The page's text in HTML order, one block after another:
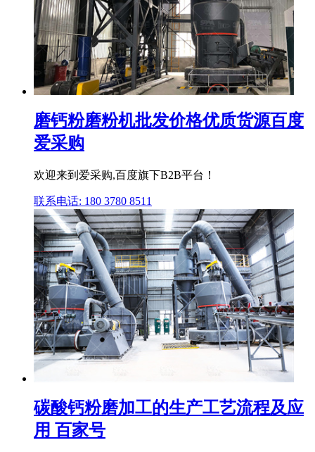
磨钙粉磨粉机批发价格优质货源百度
爱采购
欢迎来到爱采购,百度旗下B2B平台！
联系电话: 180 3780 8511
碳酸钙粉磨加工的生产工艺流程及应
用 百家号